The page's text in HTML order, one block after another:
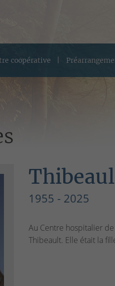
coopérative
1955 - 2025
Au Centre hospitalier
Thibeault. Elle était la